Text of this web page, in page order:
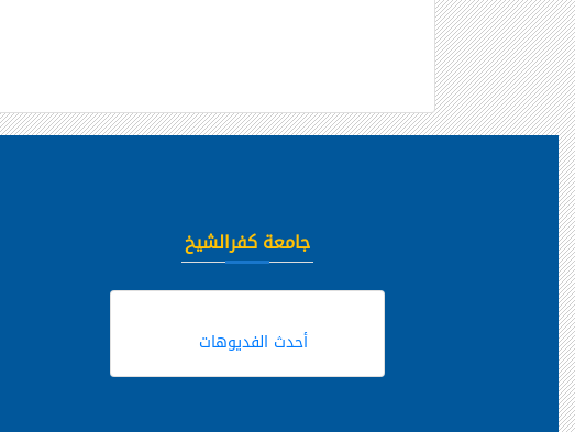
جامعة كفرالشيخ
أحدث الفديوهات